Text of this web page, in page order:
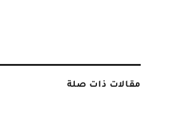
مقالات ذات صلة